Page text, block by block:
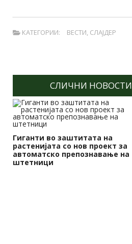
КАТЕГОРИИ: ВЕСТИ, СЛАЈДЕР
СЛИЧНИ НОВОСТИ
Гиганти во заштитата на
растенијата со нов проект за
автоматско препознавање на
штетници